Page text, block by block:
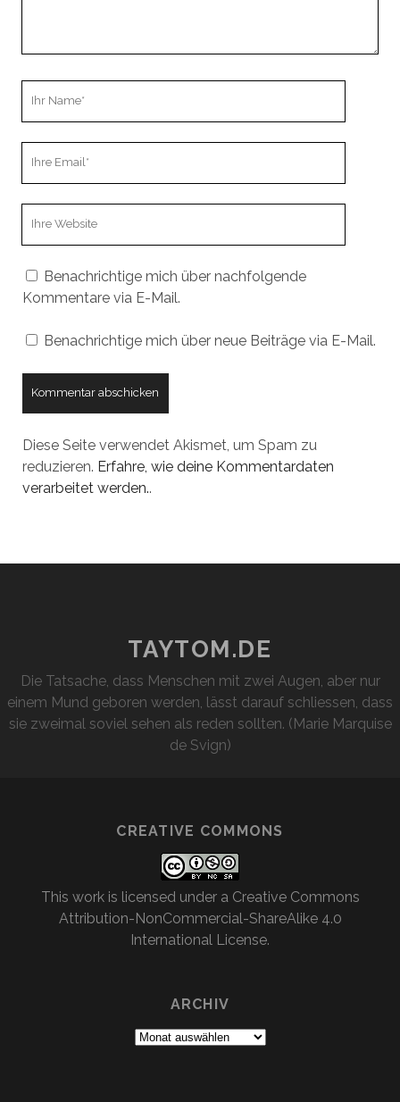
Benachrichtige mich über nachfolgende
Kommentare via E-Mail.
Benachrichtige mich über neue Beiträge via E-Mail.
Diese Seite verwendet Akismet, um Spam zu
reduzieren. Erfahre, wie deine Kommentardaten
verarbeitet werden..
TAYTOM.DE
Die Tatsache, dass Menschen mit zwei Augen, aber nur
einem Mund geboren werden, lässt darauf schliessen, dass
sie zweimal soviel sehen als reden sollten. (Marie Marquise
de Svign)
CREATIVE COMMONS
This work is licensed under a Creative Commons
Attribution-NonCommercial-ShareAlike 4.0
International License.
ARCHIV
Archiv